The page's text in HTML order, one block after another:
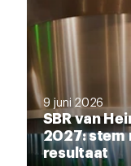
9 juni 2026
SBR van
2027: stem
resultaat